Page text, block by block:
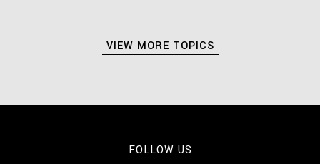
VIEW MORE TOPICS
FOLLOW US